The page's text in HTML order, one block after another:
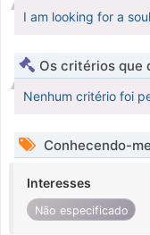
I am looking for a
Os critérios que
Nenhum critério foi
Conhecendo-
Interesses
Não especificado